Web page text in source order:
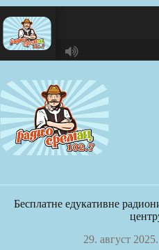
Skip
to
content
C
A
S
T
.
N
Бесплатне едукативне
29. август 2025.